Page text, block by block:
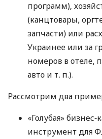
программ),
(канцтовары,
запчасти) или
Украинее или за
номеров в отеле,
авто и т. п.).
Рассмотрим два
«Голубая»
инструмент для